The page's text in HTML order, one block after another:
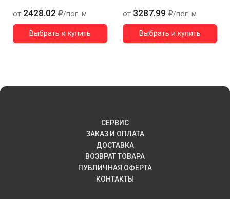
от 2428.02 /пог. м
Выбрать и купить
от 3287.99 /пог. м
Выбрать и купить
СЕРВИС
ЗАКАЗ И ОПЛАТА
ДОСТАВКА
ВОЗВРАТ ТОВАРА
ПУБЛИЧНАЯ ОФЕРТА
КОНТАКТЫ